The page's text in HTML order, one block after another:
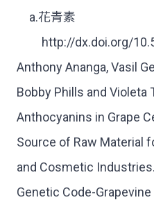
a.花青素
http://dx.doi.org/
Anthony Ananga, Vasil
Bobby Phills and Violeta
Anthocyanins in Grape
Source of Raw Material
and Cosmetic
Genetic Code-